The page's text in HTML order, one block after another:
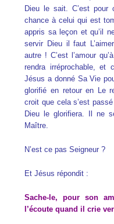
Dieu le sait. C’est pour
chance à celui qui est
appris sa leçon et qu’il
servir Dieu il faut
autre ! C’est l’amour
rendra irréprochable, et
Jésus a donné Sa Vie
glorifié en retour en Le
croit que cela s’est
Dieu le glorifiera. Il ne
Maître.
N’est ce pas Seigneur ?
Et Jésus répondit :
Sache-le, pour son
l’écoute quand il crie